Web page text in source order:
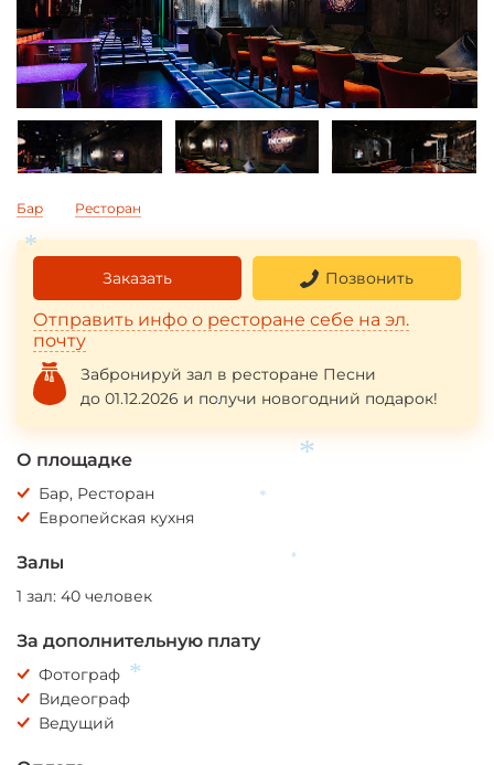
Бар Ресторан
Заказать Позвонить
Отправить инфо о ресторане себе на эл.
почту
Забронируй зал в ресторане Песни
до 01.12.2026 и получи новогодний подарок!
О площадке
Бар, Ресторан
Европейская кухня
Залы
1 зал: 40 человек
За дополнительную плату
Фотограф
Видеограф
Ведущий
*
*